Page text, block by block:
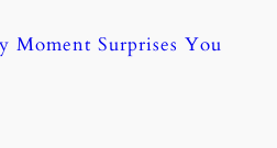
Moment Surprises You